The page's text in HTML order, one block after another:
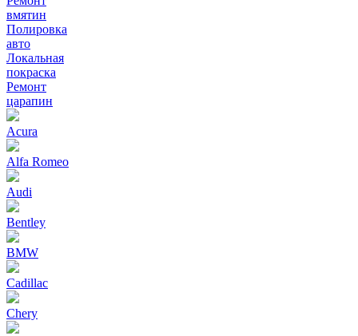
вмятин
Полировка
авто
Локальная
покраска
Ремонт
царапин
Acura
Alfa Romeo
Audi
Bentley
BMW
Cadillac
Chery